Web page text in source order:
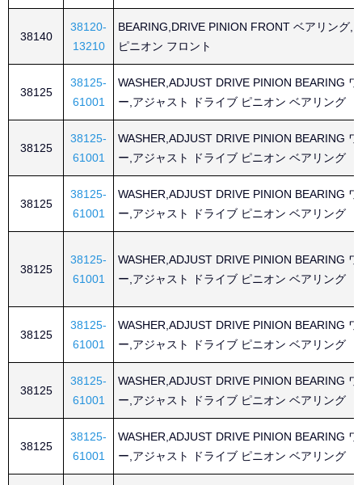
38140
38120-
13210
BEARING,DRIVE PINION FRONT ベアリング,
ピニオン フロント
38125
38125-
61001
WASHER,ADJUST DRIVE PINION BEARING
ー,アジャスト ドライブ ピニオン ベアリング
38125
38125-
61001
WASHER,ADJUST DRIVE PINION BEARING
ー,アジャスト ドライブ ピニオン ベアリング
38125
38125-
61001
WASHER,ADJUST DRIVE PINION BEARING
ー,アジャスト ドライブ ピニオン ベアリング
38125
38125-
61001
WASHER,ADJUST DRIVE PINION BEARING
ー,アジャスト ドライブ ピニオン ベアリング
38125
38125-
61001
WASHER,ADJUST DRIVE PINION BEARING
ー,アジャスト ドライブ ピニオン ベアリング
38125
38125-
61001
WASHER,ADJUST DRIVE PINION BEARING
ー,アジャスト ドライブ ピニオン ベアリング
38125
38125-
61001
WASHER,ADJUST DRIVE PINION BEARING
ー,アジャスト ドライブ ピニオン ベアリング